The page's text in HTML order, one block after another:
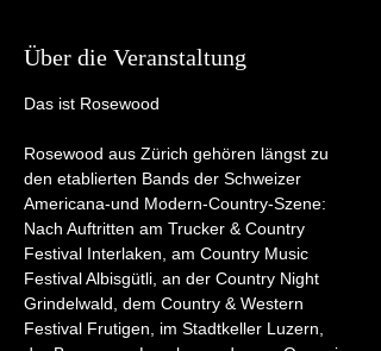
Über die Veranstaltung
Das ist Rosewood
Rosewood aus Zürich gehören längst zu
den etablierten Bands der Schweizer
Americana-und Modern-Country-Szene:
Nach Auftritten am Trucker & Country
Festival Interlaken, am Country Music
Festival Albisgütli, an der Country Night
Grindelwald, dem Country & Western
Festival Frutigen, im Stadtkeller Luzern,